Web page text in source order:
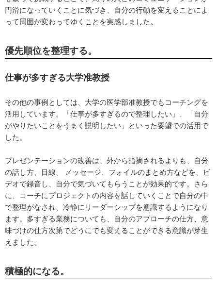
円滑になっていくことに気づき、自分の行動を変えることによ
って周囲が変わってゆくことを実感しました。
優先順位を整理する。
仕事が多すぎる大学准教授
その他の事例としては、大学の医学部准教授でもコーチングを
活用しています。「仕事が多すぎるので整理したい」、「自分
がやりたいことをうまく説明したい」といった要望での活用で
した。
プレゼンテーションの改善は、外から指摘されるよりも、自分
の話し方、目線、 メッセージ、フォイルのまとめ方などを、ビ
デオで録音し、自分で気づいてもらうことが効果的です。さら
に、コーチにプロジェクトの内容を話していくことで自分の中
で整理がなされ、冷静にリーダーシップを意識するようになり
ます。多すぎる業務についても、自分のアプローチの仕方、意
味づけの仕方次第でどうにでも変えることができる意識が芽生
えました。
積極的になる。